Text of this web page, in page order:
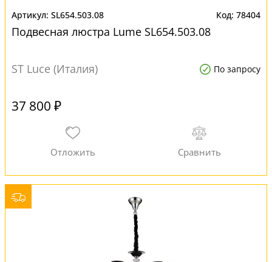
SL654.503.08 78404
Подвесная люстра Lume SL654.503.08
ST Luce (Италия) По запросу
37 800 ₽